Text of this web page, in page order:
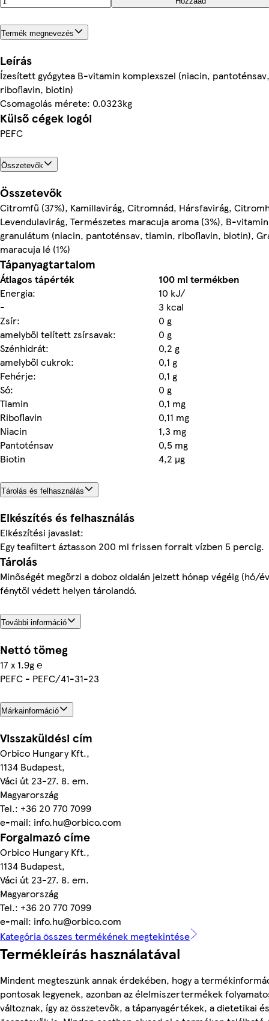
Termék megnevezés
Leírás
Ízesített gyógytea B-vitamin komplexszel (niacin,
riboflavin, biotin)
Csomagolás mérete: 0.0323kg
Külső cégek logói
PEFC
Összetevők
Összetevők
Citromfű (37%), Kamillavirág, Citromnád, Hársfavirág,
Levendulavirág, Természetes maracuja aroma (3%), B-vitamin
granulátum (niacin, pantoténsav, tiamin, riboflavin, biotin),
maracuja lé (1%)
Tápanyagtartalom
Átlagos tápérték
100 ml termékben
Energia:
10 kJ/
-
3 kcal
Zsír:
0 g
amelyből telített zsírsavak:
0 g
Szénhidrát:
0,2 g
amelyből cukrok:
0,1 g
Fehérje:
0,1 g
Só:
0 g
Tiamin
0,1 mg
Riboflavin
0,11 mg
Niacin
1,3 mg
Pantoténsav
0,5 mg
Biotin
4,2 µg
Tárolás és felhasználás
Elkészítés és felhasználás
Elkészítési javaslat:
Egy teafiltert áztasson 200 ml frissen forralt vízben 5 percig.
Tárolás
Minőségét megőrzi a doboz oldalán jelzett hónap végéig (hó/
fénytől védett helyen tárolandó.
További információ
Nettó tömeg
17 x 1.9g ℮
PEFC - PEFC/41-31-23
Márkainformáció
Visszaküldési cím
Orbico Hungary Kft.,
1134 Budapest,
Váci út 23-27. 8. em.
Magyarország
Tel.: +36 20 770 7099
e-mail: info.hu@orbico.com
Forgalmazó címe
Orbico Hungary Kft.,
1134 Budapest,
Váci út 23-27. 8. em.
Magyarország
Tel.: +36 20 770 7099
e-mail: info.hu@orbico.com
Kategória összes termékének megtekintése
Termékleírás használatával
Mindent megteszünk annak érdekében, hogy a
pontosak legyenek, azonban az élelmiszertermékek
változnak, így az összetevők, a tápanyagértékek, a dietetikai